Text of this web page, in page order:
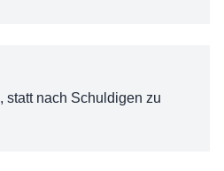
statt nach Schuldigen zu